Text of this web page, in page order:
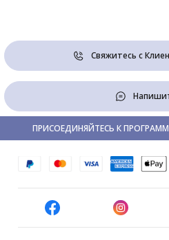
Свяжитесь с
ПРИСОЕДИНЯЙТЕСЬ К ПРОГРАММЕ